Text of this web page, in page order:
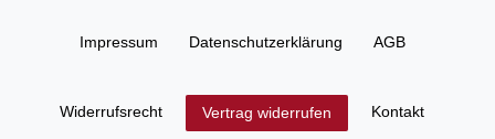
Impressum Daten­schutz­erklärung AGB
Widerrufs­recht Vertrag widerrufen Kontakt